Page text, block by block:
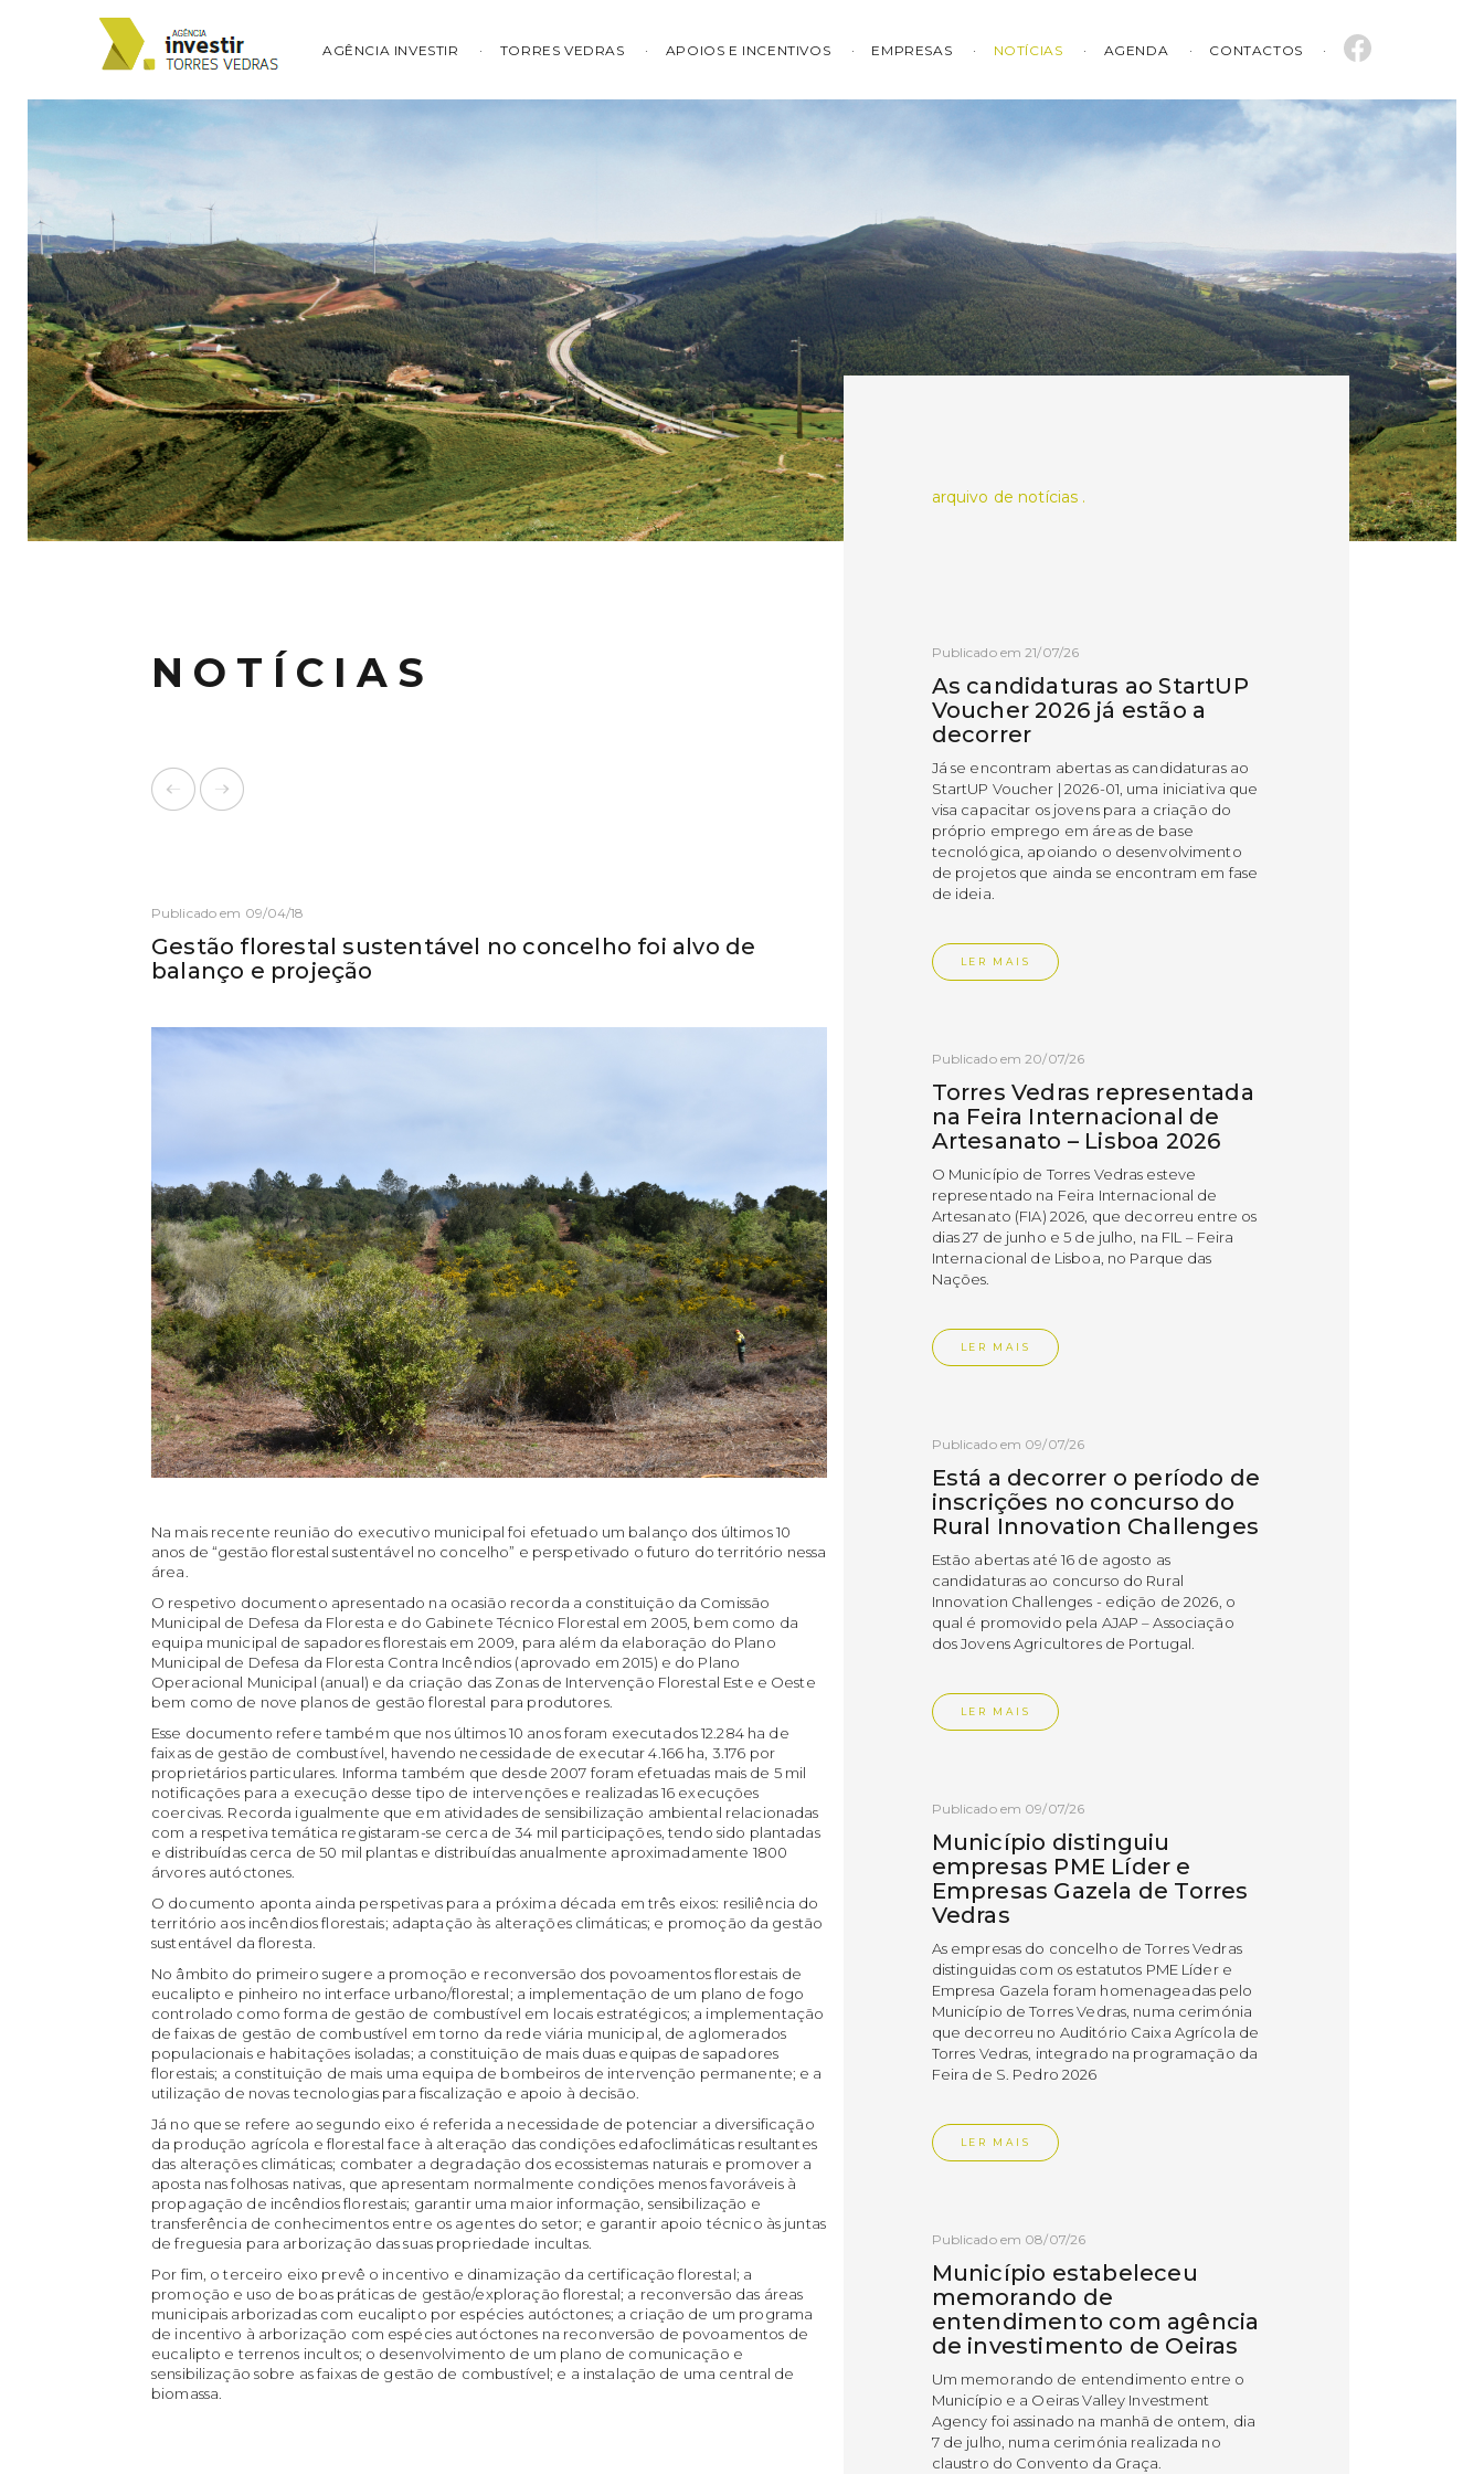
AGÊNCIA INVESTIR TORRES VEDRAS APOIOS E INCENTIVOS EMPRESAS NOTÍCIAS AGENDA CONTACTOS
NOTÍCIAS
Publicado em 09/04/18
Gestão florestal sustentável no concelho foi alvo de
balanço e projeção
Na mais recente reunião do executivo municipal foi efetuado um balanço dos últimos 10
anos de “gestão florestal sustentável no concelho” e perspetivado o futuro do território nessa
área.
O respetivo documento apresentado na ocasião recorda a constituição da Comissão
Municipal de Defesa da Floresta e do Gabinete Técnico Florestal em 2005, bem como da
equipa municipal de sapadores florestais em 2009, para além da elaboração do Plano
Municipal de Defesa da Floresta Contra Incêndios (aprovado em 2015) e do Plano
Operacional Municipal (anual) e da criação das Zonas de Intervenção Florestal Este e Oeste
bem como de nove planos de gestão florestal para produtores.
Esse documento refere também que nos últimos 10 anos foram executados 12.284 ha de
faixas de gestão de combustível, havendo necessidade de executar 4.166 ha, 3.176 por
proprietários particulares. Informa também que desde 2007 foram efetuadas mais de 5 mil
notificações para a execução desse tipo de intervenções e realizadas 16 execuções
coercivas. Recorda igualmente que em atividades de sensibilização ambiental relacionadas
com a respetiva temática registaram-se cerca de 34 mil participações, tendo sido plantadas
e distribuídas cerca de 50 mil plantas e distribuídas anualmente aproximadamente 1800
árvores autóctones.
O documento aponta ainda perspetivas para a próxima década em três eixos: resiliência do
território aos incêndios florestais; adaptação às alterações climáticas; e promoção da gestão
sustentável da floresta.
No âmbito do primeiro sugere a promoção e reconversão dos povoamentos florestais de
eucalipto e pinheiro no interface urbano/florestal; a implementação de um plano de fogo
controlado como forma de gestão de combustível em locais estratégicos; a implementação
de faixas de gestão de combustível em torno da rede viária municipal, de aglomerados
populacionais e habitações isoladas; a constituição de mais duas equipas de sapadores
florestais; a constituição de mais uma equipa de bombeiros de intervenção permanente; e a
utilização de novas tecnologias para fiscalização e apoio à decisão.
Já no que se refere ao segundo eixo é referida a necessidade de potenciar a diversificação
da produção agrícola e florestal face à alteração das condições edafoclimáticas resultantes
das alterações climáticas; combater a degradação dos ecossistemas naturais e promover a
aposta nas folhosas nativas, que apresentam normalmente condições menos favoráveis à
propagação de incêndios florestais; garantir uma maior informação, sensibilização e
transferência de conhecimentos entre os agentes do setor; e garantir apoio técnico às juntas
de freguesia para arborização das suas propriedade incultas.
Por fim, o terceiro eixo prevê o incentivo e dinamização da certificação florestal; a
promoção e uso de boas práticas de gestão/exploração florestal; a reconversão das áreas
municipais arborizadas com eucalipto por espécies autóctones; a criação de um programa
de incentivo à arborização com espécies autóctones na reconversão de povoamentos de
eucalipto e terrenos incultos; o desenvolvimento de um plano de comunicação e
sensibilização sobre as faixas de gestão de combustível; e a instalação de uma central de
biomassa.
arquivo de notícias .
Publicado em 21/07/26
As candidaturas ao StartUP
Voucher 2026 já estão a
decorrer
Já se encontram abertas as candidaturas ao
StartUP Voucher | 2026-01, uma iniciativa que
visa capacitar os jovens para a criação do
próprio emprego em áreas de base
tecnológica, apoiando o desenvolvimento
de projetos que ainda se encontram em fase
de ideia.
LER MAIS
Publicado em 20/07/26
Torres Vedras representada
na Feira Internacional de
Artesanato – Lisboa 2026
O Município de Torres Vedras esteve
representado na Feira Internacional de
Artesanato (FIA) 2026, que decorreu entre os
dias 27 de junho e 5 de julho, na FIL – Feira
Internacional de Lisboa, no Parque das
Nações.
LER MAIS
Publicado em 09/07/26
Está a decorrer o período de
inscrições no concurso do
Rural Innovation Challenges
Estão abertas até 16 de agosto as
candidaturas ao concurso do Rural
Innovation Challenges - edição de 2026, o
qual é promovido pela AJAP – Associação
dos Jovens Agricultores de Portugal.
LER MAIS
Publicado em 09/07/26
Município distinguiu
empresas PME Líder e
Empresas Gazela de Torres
Vedras
As empresas do concelho de Torres Vedras
distinguidas com os estatutos PME Líder e
Empresa Gazela foram homenageadas pelo
Município de Torres Vedras, numa cerimónia
que decorreu no Auditório Caixa Agrícola de
Torres Vedras, integrado na programação da
Feira de S. Pedro 2026
LER MAIS
Publicado em 08/07/26
Município estabeleceu
memorando de
entendimento com agência
de investimento de Oeiras
Um memorando de entendimento entre o
Município e a Oeiras Valley Investment
Agency foi assinado na manhã de ontem, dia
7 de julho, numa cerimónia realizada no
claustro do Convento da Graça.